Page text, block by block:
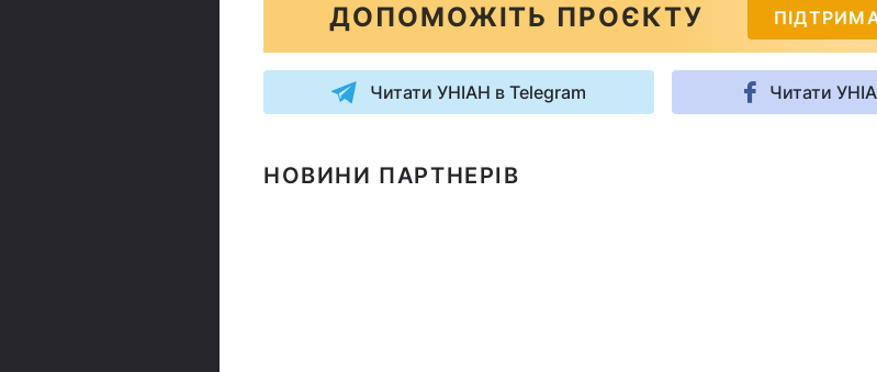
ДОПОМОЖІТЬ ПРОЄКТУ
Читати УНІАН в Telegram Читати
НОВИНИ ПАРТНЕРІВ